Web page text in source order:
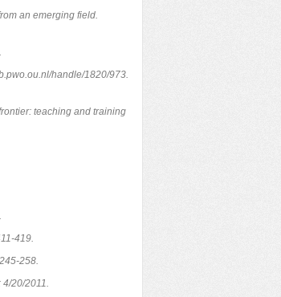
an emerging field.
handle/1820/973.
teaching and training
419.
258.
4/20/2011.